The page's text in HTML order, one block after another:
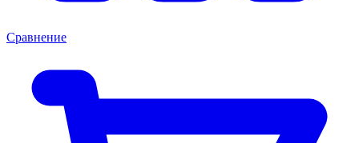
Сравнение